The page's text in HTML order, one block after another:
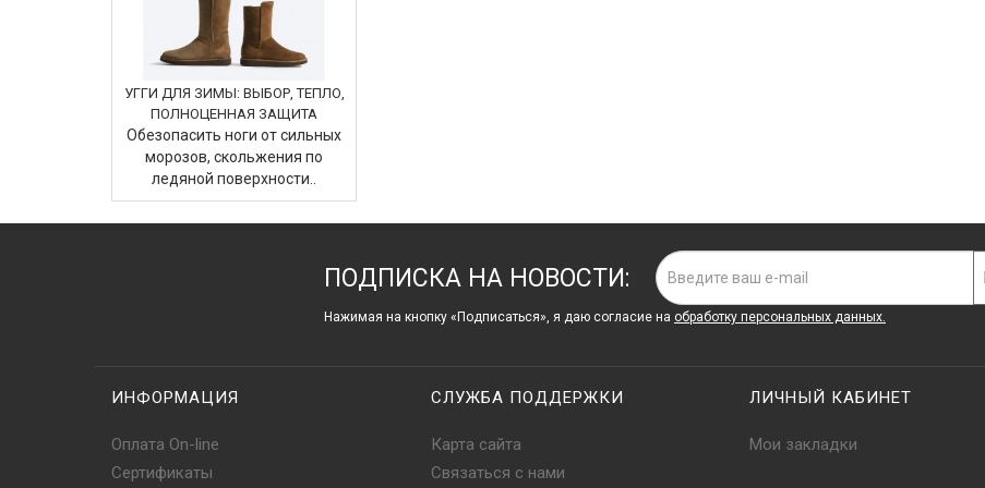
УГГИ ДЛЯ ЗИМЫ: ВЫБОР, ТЕПЛО,
ПОЛНОЦЕННАЯ ЗАЩИТА
Обезопасить ноги от сильных
морозов, скольжения по
ледяной поверхности..
ПОДПИСКА НА НОВОСТИ:
Нажимая на кнопку «Подписаться», я даю cогласие на обработку персональных данных.
ИНФОРМАЦИЯ
Оплата On-line
Сертификаты
СЛУЖБА ПОДДЕРЖКИ
Карта сайта
Связаться с нами
ЛИЧНЫЙ КАБИНЕТ
Мои закладки